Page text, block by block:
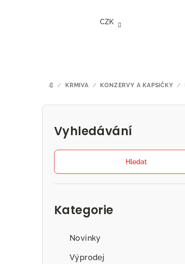
CZK
DOMŮ
/ KRMIVA / KONZERVY A KAPSIČKY /
P
Vyhledávání
Hledat
Kategorie
Novinky
Výprodej